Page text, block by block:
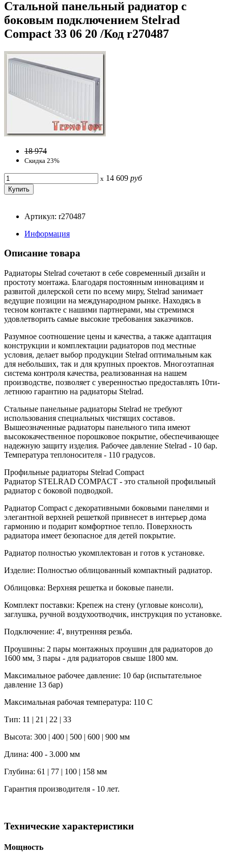
Стальной панельный радиатор с
боковым подключением Stelrad
Compact 33 06 20 /Код r270487
18 974
Скидка 23%
x 14 609 руб
Артикул: r270487
Информация
Описание товара
Радиаторы Stelrad сочетают в себе современный дизайн и
простоту монтажа. Благодаря постоянным инновациям и
развитой дилерской сети по всему миру, Stelrad занимает
ведущие позиции на международном рынке. Находясь в
тесном контакте с нашими партнерами, мы стремимся
удовлетворить самые высокие требования заказчиков.
Разумное соотношение цены и качества, а также адаптация
конструкции и комплектации радиаторов под местные
условия, делает выбор продукции Stelrad оптимальным как
для небольших, так и для крупных проектов. Многоэтапная
система контроля качества, реализованная на нашем
производстве, позволяет с уверенностью предоставлять 10ти-
летнюю гарантию на радиаторы Stelrad.
Стальные панельные радиаторы Stelrad не требуют
использования специальных чистящих составов.
Вышеозначенные радиаторы панельного типа имеют
высококачественное порошковое покрытие, обеспечивающее
надежную защиту изделия. Рабочее давление Stelrad - 10 бар.
Температура теплоносителя - 110 градусов.
Профильные радиаторы Stelrad Compact
Радиатор STELRAD COMPACT - это стальной профильный
радиатор с боковой подводкой.
Радиатор Compact с декоративными боковыми панелями и
элегантной верхней решеткой привнесет в интерьер дома
гармонию и подарит комфортное тепло. Поверхность
радиатора имеет безопасное для детей покрытие.
Радиатор полностью укомплектован и готов к установке.
Изделие: Полностью облицованный компактный радиатор.
Облицовка: Верхняя решетка и боковые панели.
Комплект поставки: Крепеж на стену (угловые консоли),
заглушка, ручной воздухоотводчик, инструкция по установке.
Подключение: 4', внутренняя резьба.
Проушины: 2 пары монтажных проушин для радиаторов до
1600 мм, 3 пары - для радиаторов свыше 1800 мм.
Максимальное рабочее давление: 10 бар (испытательное
давление 13 бар)
Максимальная рабочая температура: 110 C
Тип: 11 | 21 | 22 | 33
Высота: 300 | 400 | 500 | 600 | 900 мм
Длина: 400 - 3.000 мм
Глубина: 61 | 77 | 100 | 158 мм
Гарантия производителя - 10 лет.
Технические характеристики
Мощность